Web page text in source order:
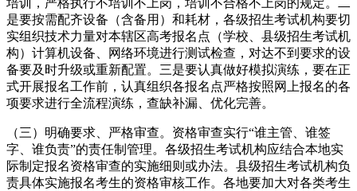
培训，严格执行不培训不上岗，培训不合格不上岗的规定。二
是要按需配齐设备（含备用）和耗材，各级招生考试机构要切
实组织技术力量对本辖区高考报名点（学校、县级招生考试机
构）计算机设备、网络环境进行测试检查，对达不到要求的设
备要及时升级或重新配置。三是要认真做好模拟演练，要在正
式开展报名工作前，认真组织各报名点严格按照网上报名的各
项要求进行全流程演练，查缺补漏、优化完善。
（三）明确要求、严格审查。资格审查实行“谁主管、谁签
字、谁负责”的责任制管理。各级招生考试机构应结合本地实
际制定报名资格审查的实施细则或办法。县级招生考试机构负
责具体实施报名考生的资格审核工作。各地要加大对各类考生